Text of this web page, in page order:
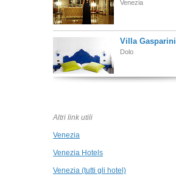
Venezia
Villa Gasparini
Dolo
Altri link utili
Venezia
Venezia Hotels
Venezia (tutti gli hotel)